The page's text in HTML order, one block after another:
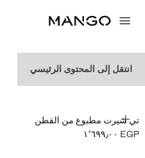
انتقل إلى المحتوى الرئيسي
تي شيرت مطبوع من القطن
إضافة
السعر الحالي [EGP ١٬٦٩٩٫٠٠ ]
EGP ١٬٦٩٩٫٠٠